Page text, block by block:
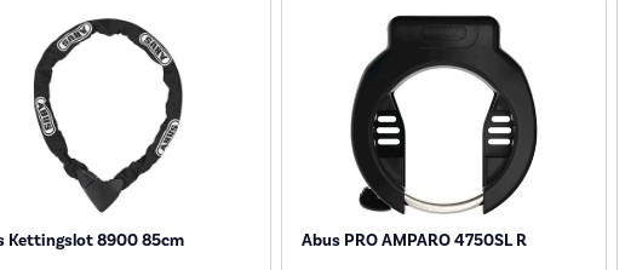
Kettingslot 8900 85cm Abus PRO AMPARO 4750SL R